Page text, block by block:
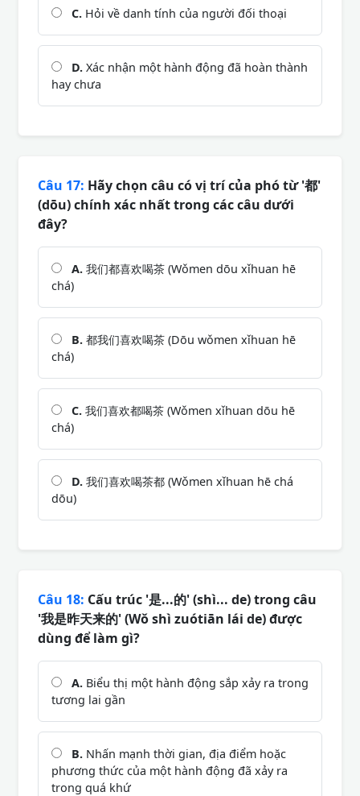
C. Hỏi về danh tính của người đối thoại
D. Xác nhận một hành động đã hoàn thành
hay chưa
Câu 17: Hãy chọn câu có vị trí của phó từ '都'
(dōu) chính xác nhất trong các câu dưới
đây?
A. 我们都喜欢喝茶 (Wǒmen dōu xǐhuan hē
chá)
B. 都我们喜欢喝茶 (Dōu wǒmen xǐhuan hē
chá)
C. 我们喜欢都喝茶 (Wǒmen xǐhuan dōu hē
chá)
D. 我们喜欢喝茶都 (Wǒmen xǐhuan hē chá
dōu)
Câu 18: Cấu trúc '是...的' (shì... de) trong câu
'我是昨天来的' (Wǒ shì zuótiān lái de) được
dùng để làm gì?
A. Biểu thị một hành động sắp xảy ra trong
tương lai gần
B. Nhấn mạnh thời gian, địa điểm hoặc
phương thức của một hành động đã xảy ra
trong quá khứ